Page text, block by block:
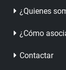
¿Quienes
¿Cómo
Contactar